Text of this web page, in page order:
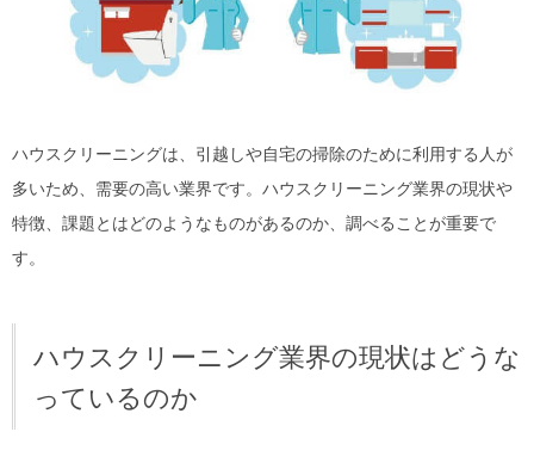
ハウスクリーニングは、引越しや自宅の掃除のために利用する人が
多いため、需要の高い業界です。ハウスクリーニング業界の現状や
特徴、課題とはどのようなものがあるのか、調べることが重要で
す。
ハウスクリーニング業界の現状はどうな
っているのか